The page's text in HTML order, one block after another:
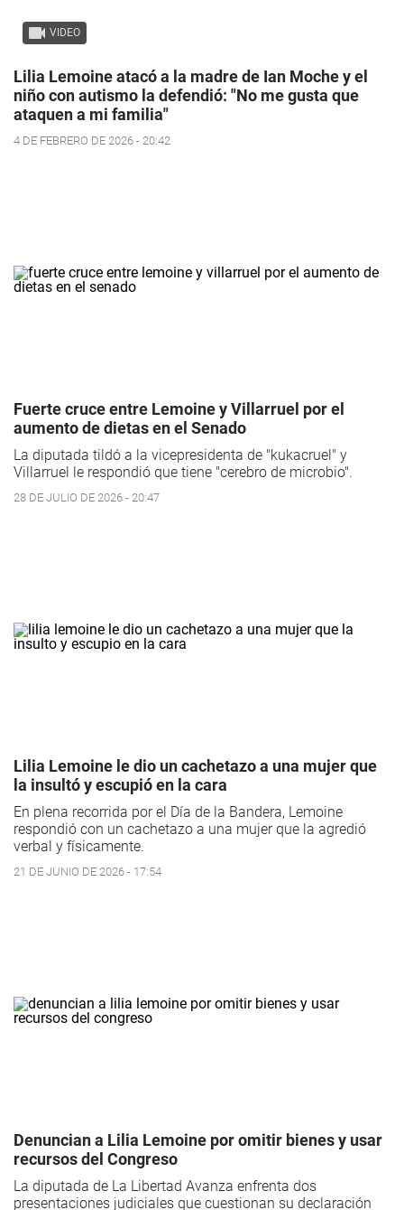
VIDEO
Lilia Lemoine atacó a la madre de Ian Moche y el
niño con autismo la defendió: "No me gusta que
ataquen a mi familia"
4 DE FEBRERO DE 2026 - 20:42
Fuerte cruce entre Lemoine y Villarruel por el
aumento de dietas en el Senado
La diputada tildó a la vicepresidenta de "kukacruel" y
Villarruel le respondió que tiene "cerebro de microbio".
28 DE JULIO DE 2026 - 20:47
Lilia Lemoine le dio un cachetazo a una mujer que
la insultó y escupió en la cara
En plena recorrida por el Día de la Bandera, Lemoine
respondió con un cachetazo a una mujer que la agredió
verbal y físicamente.
21 DE JUNIO DE 2026 - 17:54
Denuncian a Lilia Lemoine por omitir bienes y usar
recursos del Congreso
La diputada de La Libertad Avanza enfrenta dos
presentaciones judiciales que cuestionan su declaración